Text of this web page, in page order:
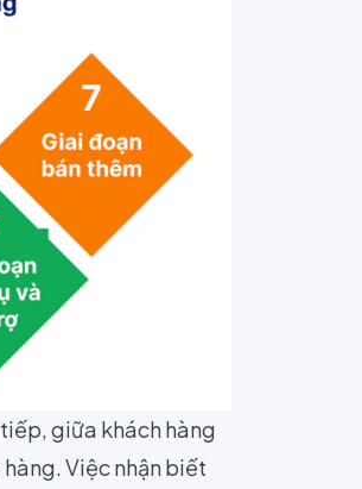
giữa khách hàng
Việc nhận biết